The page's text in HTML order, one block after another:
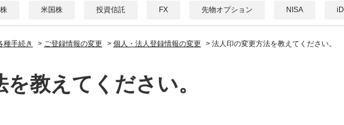
米国株 投資信託 FX 先物オプション NISA
種手続き > ご登録情報の変更 > 個人・法人登録情報の変更 > 法人印の変更方法を教えてください。
教えてください。